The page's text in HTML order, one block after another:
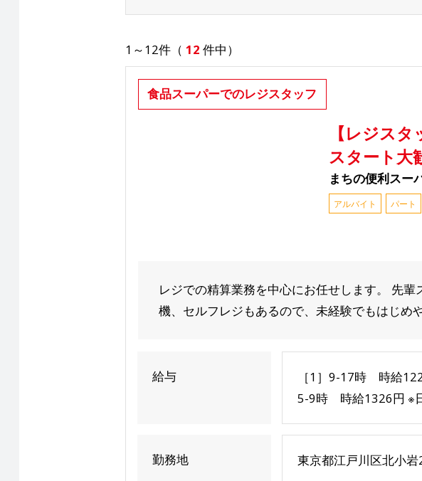
1～12件（ 12 件中）
食品スーパーでのレジスタッフ
【レジス
スタート大
まちの便利ス
アルバイト パート
レジでの精算業務を中心にお任せします。 先
機、セルフレジもあるので、未経験でもはじめ
給与
［1］9-17時 時給
5-9時 時給1326円 ※
勤務地 東京都江戸川区北小